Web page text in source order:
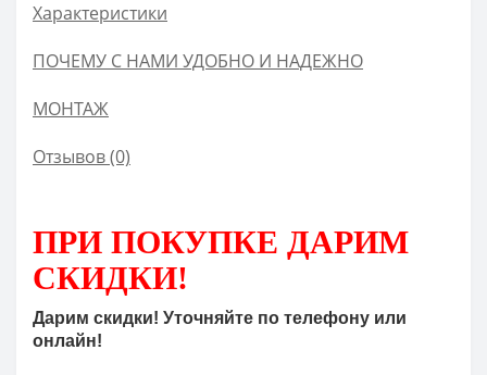
Характеристики
ПОЧЕМУ С НАМИ УДОБНО И НАДЕЖНО
МОНТАЖ
Отзывов (0)
ПРИ ПОКУПКЕ ДАРИМ
СКИДКИ!
Дарим скидки! Уточняйте по телефону или
онлайн!